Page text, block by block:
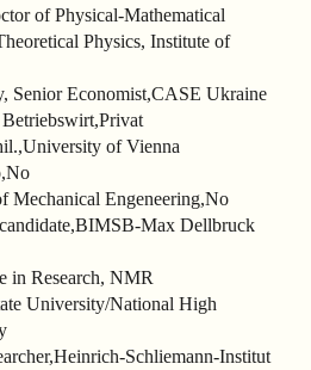
of Physical-Mathematical
Physics, Institute of
Senior Economist,CASE Ukraine
of Vienna
Mechanical Engeneering,No
Max Dellbruck
in Research, NMR
University/National High
Schliemann-Institut